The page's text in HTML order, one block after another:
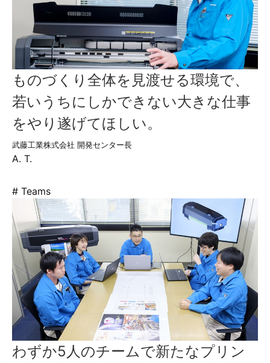
ものづくり全体を見渡せる環境で、
若いうちにしかできない大きな仕事
をやり遂げてほしい。
武藤工業株式会社 開発センター長
A. T.
# Teams
わずか5人のチームで新たなプリン